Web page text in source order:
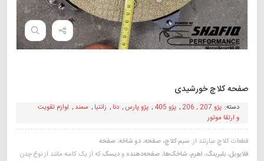
صفحه کلاچ خورشیدی
دسته: پژو 207 , 206 , پژو 405 , پژو پارس, دنا , زانتیا , سمند , لوازم تقویت
و ارتقا موتور
قطعات کلاچ عبارتند از: سیم کلاچ، صفحه، دو شاخه، صفحه
فلایویل، بلبرینگ، اهرم، شاخک‌‌ها، صفحه‌دهنده ودیسککه از یک کاسه مانند از نوع چدن